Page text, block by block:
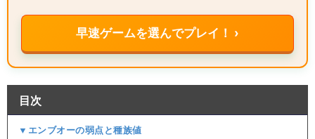
早速ゲームを選んでプレイ！ ›
目次
▼エンブオーの弱点と種族値